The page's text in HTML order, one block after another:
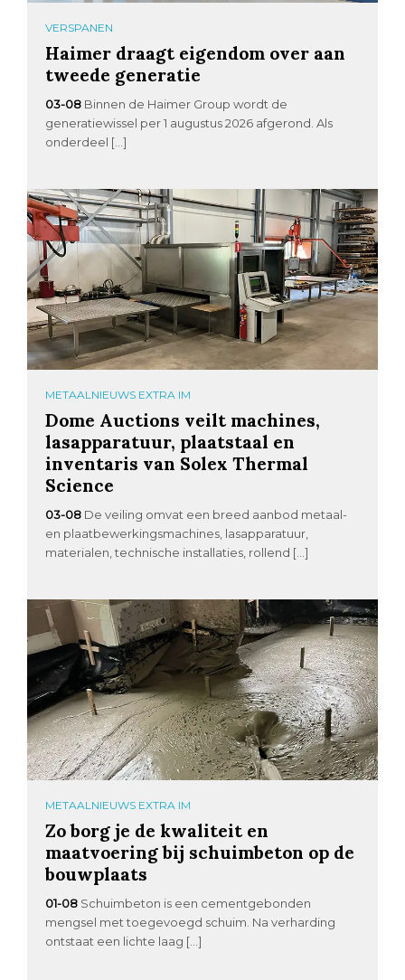
VERSPANEN
Haimer draagt eigendom over aan
tweede generatie
03-08 Binnen de Haimer Group wordt de
generatiewissel per 1 augustus 2026 afgerond. Als
onderdeel […]
METAALNIEUWS EXTRA IM
Dome Auctions veilt machines,
lasapparatuur, plaatstaal en
inventaris van Solex Thermal
Science
03-08 De veiling omvat een breed aanbod metaal-
en plaatbewerkingsmachines, lasapparatuur,
materialen, technische installaties, rollend […]
METAALNIEUWS EXTRA IM
Zo borg je de kwaliteit en
maatvoering bij schuimbeton op de
bouwplaats
01-08 Schuimbeton is een cementgebonden
mengsel met toegevoegd schuim. Na verharding
ontstaat een lichte laag […]